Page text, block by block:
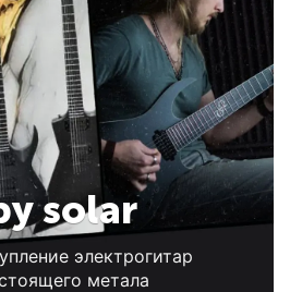
solar
электрогитар
метала